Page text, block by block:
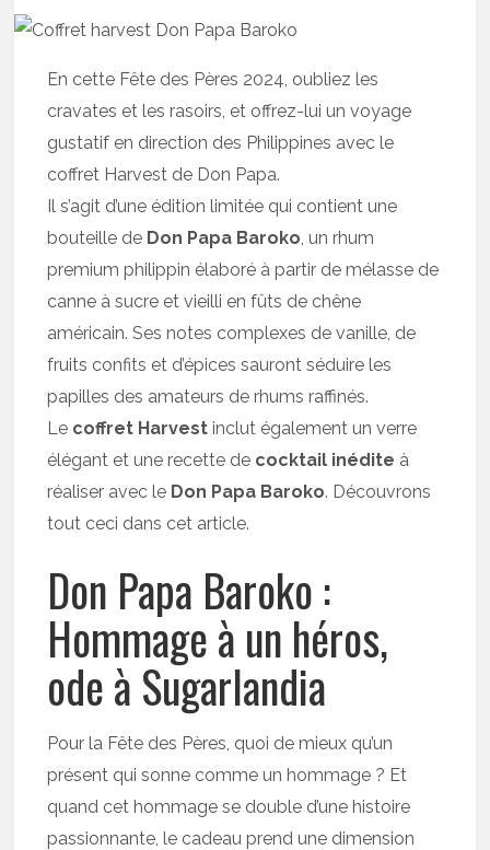
En cette Fête des Pères 2024, oubliez les
cravates et les rasoirs, et offrez-lui un voyage
gustatif en direction des Philippines avec le
coffret Harvest de Don Papa.
Il s’agit d’une édition limitée qui contient une
bouteille de Don Papa Baroko, un rhum
premium philippin élaboré à partir de mélasse de
canne à sucre et vieilli en fûts de chêne
américain. Ses notes complexes de vanille, de
fruits confits et d’épices sauront séduire les
papilles des amateurs de rhums raffinés.
Le coffret Harvest inclut également un verre
élégant et une recette de cocktail inédite à
réaliser avec le Don Papa Baroko. Découvrons
tout ceci dans cet article.
Don Papa Baroko :
Hommage à un héros,
ode à Sugarlandia
Pour la Fête des Pères, quoi de mieux qu’un
présent qui sonne comme un hommage ? Et
quand cet hommage se double d’une histoire
passionnante, le cadeau prend une dimension